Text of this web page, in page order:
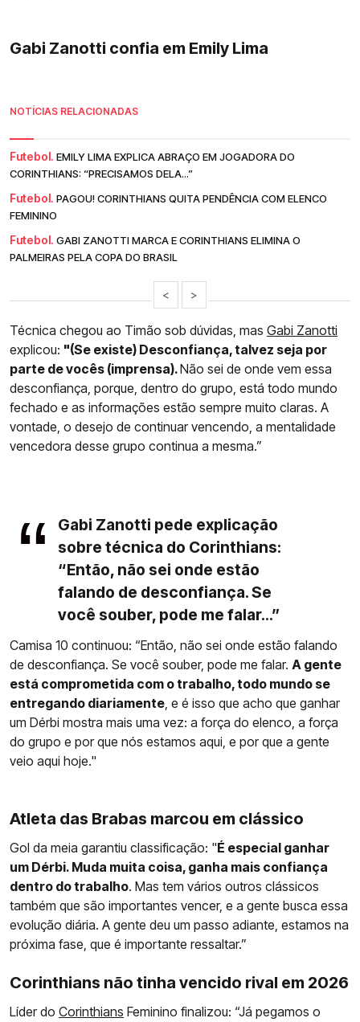
Gabi Zanotti confia em Emily Lima
NOTÍCIAS RELACIONADAS
Futebol. EMILY LIMA EXPLICA ABRAÇO EM JOGADORA DO
CORINTHIANS: “PRECISAMOS DELA...”
Futebol. PAGOU! CORINTHIANS QUITA PENDÊNCIA COM ELENCO
FEMININO
Futebol. GABI ZANOTTI MARCA E CORINTHIANS ELIMINA O
PALMEIRAS PELA COPA DO BRASIL
< >
Técnica chegou ao Timão sob dúvidas, mas Gabi Zanotti
explicou: "(Se existe) Desconfiança, talvez seja por
parte de vocês (imprensa).Não sei de onde vem essa
desconfiança, porque, dentro do grupo, está todo mundo
fechado e as informações estão sempre muito claras. A
vontade, o desejo de continuar vencendo, a mentalidade
vencedora desse grupo continua a mesma.”
Gabi Zanotti pede explicação
sobre técnica do Corinthians:
“Então, não sei onde estão
falando de desconfiança. Se
você souber, pode me falar...”
Camisa 10 continuou: “Então, não sei onde estão falando
de desconfiança. Se você souber, pode me falar. A gente
está comprometida com o trabalho, todo mundo se
entregando diariamente, e é isso que acho que ganhar
um Dérbi mostra mais uma vez: a força do elenco, a força
do grupo e por que nós estamos aqui, e por que a gente
veio aqui hoje."
Atleta das Brabas marcou em clássico
Gol da meia garantiu classificação: "É especial ganhar
um Dérbi. Muda muita coisa, ganha mais confiança
dentro do trabalho. Mas tem vários outros clássicos
também que são importantes vencer, e a gente busca essa
evolução diária. A gente deu um passo adiante, estamos na
próxima fase, que é importante ressaltar.”
Corinthians não tinha vencido rival em 2026
Líder do Corinthians Feminino finalizou: “Já pegamos o